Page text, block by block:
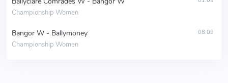
Championship Women
Bangor W - Ballymoney
Championship Women
08.09